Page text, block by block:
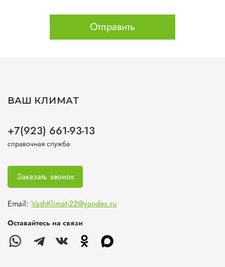
Отправить
ВАШ КЛИМАТ
+7(923) 661-93-13
справочная служба
Заказать звонок
Email: VashKlimat-22@yandex.ru
Оставайтесь на связи